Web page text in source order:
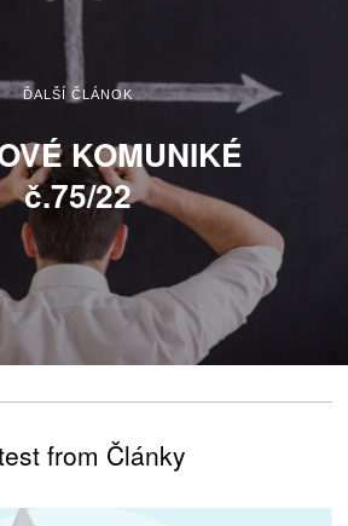
ĎALŠÍ ČLÁNOK
KOMUNIKÉ
č.75/22
from Články